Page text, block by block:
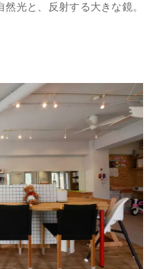
光と、反射する大きな鏡。